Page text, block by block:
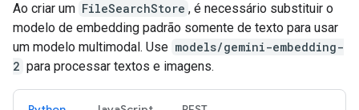
Ao criar um FileSearchStore , é necessário substituir o
modelo de embedding padrão somente de texto para usar
um modelo multimodal. Use models/gemini-embedding-
2 para processar textos e imagens.